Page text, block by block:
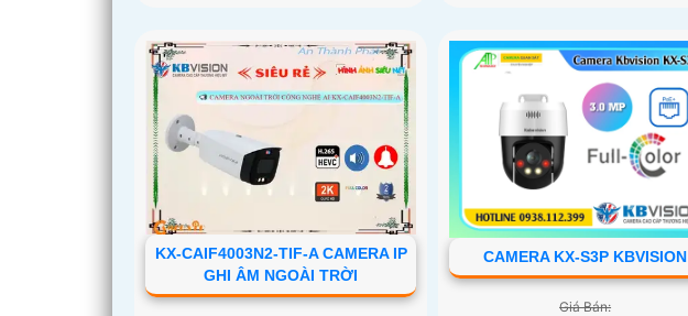
KX-CAIF4003N2-TIF-A CAMERA IP
GHI ÂM NGOÀI TRỜI
CAMERA KX-S3P KBVISION
Giá Bán: